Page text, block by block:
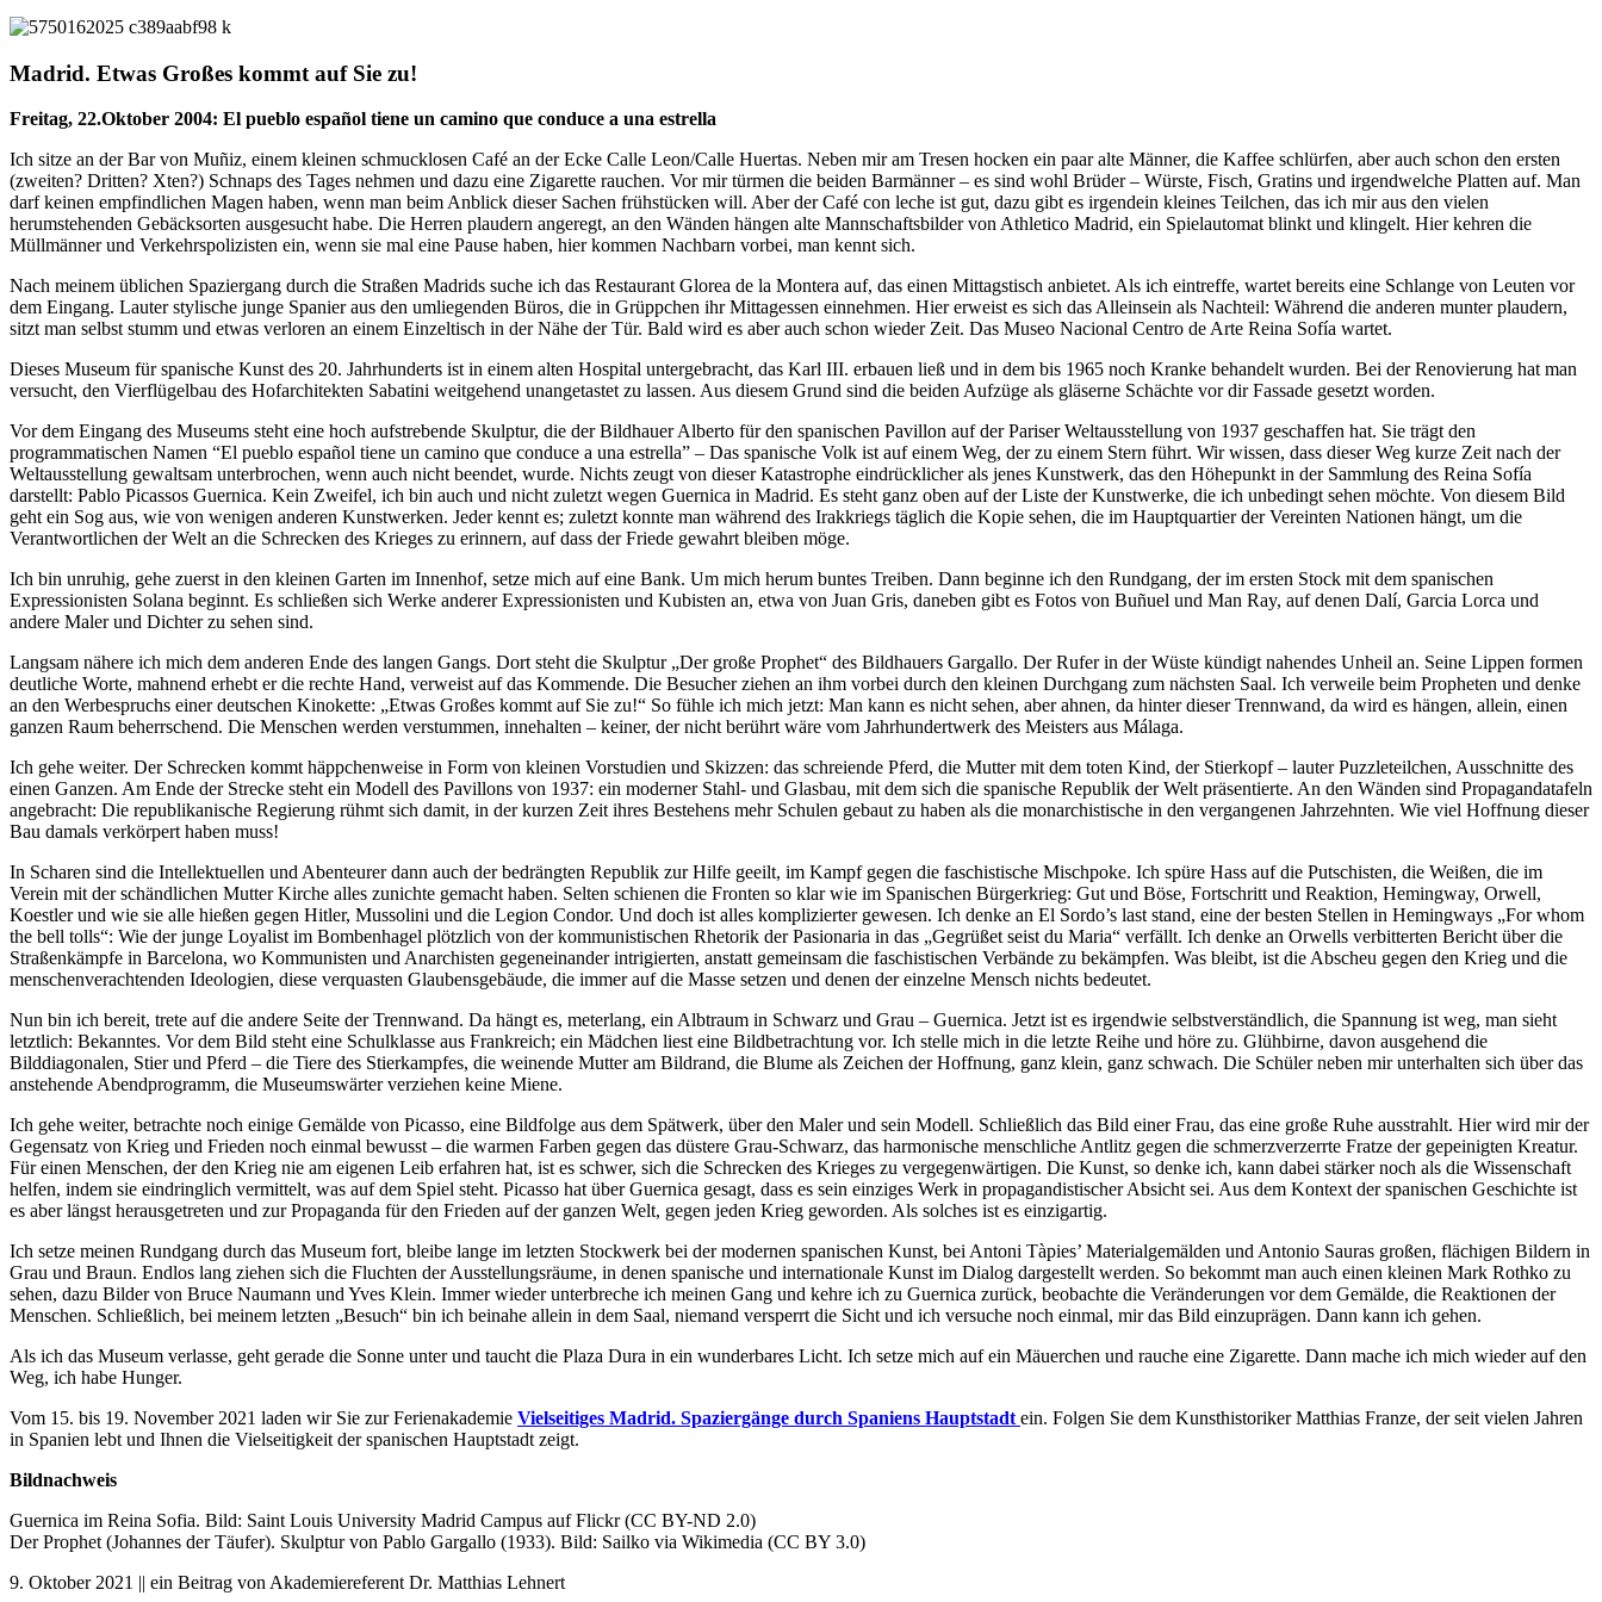
Madrid. Etwas Großes kommt auf Sie zu!
Freitag, 22.Oktober 2004: El pueblo español tiene un camino que conduce a una estrella
Ich sitze an der Bar von Muñiz, einem kleinen schmucklosen Café an der Ecke Calle Leon/Calle Huertas. Neben mir am Tresen hocken ein paar alte Männer, die Kaffee schlürfen, aber auch schon den ersten
(zweiten? Dritten? Xten?) Schnaps des Tages nehmen und dazu eine Zigarette rauchen. Vor mir türmen die beiden Barmänner – es sind wohl Brüder – Würste, Fisch, Gratins und irgendwelche Platten auf. Man
darf keinen empfindlichen Magen haben, wenn man beim Anblick dieser Sachen frühstücken will. Aber der Café con leche ist gut, dazu gibt es irgendein kleines Teilchen, das ich mir aus den vielen
herumstehenden Gebäcksorten ausgesucht habe. Die Herren plaudern angeregt, an den Wänden hängen alte Mannschaftsbilder von Athletico Madrid, ein Spielautomat blinkt und klingelt. Hier kehren die
Müllmänner und Verkehrspolizisten ein, wenn sie mal eine Pause haben, hier kommen Nachbarn vorbei, man kennt sich.
Nach meinem üblichen Spaziergang durch die Straßen Madrids suche ich das Restaurant Glorea de la Montera auf, das einen Mittagstisch anbietet. Als ich eintreffe, wartet bereits eine Schlange von Leuten vor
dem Eingang. Lauter stylische junge Spanier aus den umliegenden Büros, die in Grüppchen ihr Mittagessen einnehmen. Hier erweist es sich das Alleinsein als Nachteil: Während die anderen munter plaudern,
sitzt man selbst stumm und etwas verloren an einem Einzeltisch in der Nähe der Tür. Bald wird es aber auch schon wieder Zeit. Das Museo Nacional Centro de Arte Reina Sofía wartet.
Dieses Museum für spanische Kunst des 20. Jahrhunderts ist in einem alten Hospital untergebracht, das Karl III. erbauen ließ und in dem bis 1965 noch Kranke behandelt wurden. Bei der Renovierung hat man
versucht, den Vierflügelbau des Hofarchitekten Sabatini weitgehend unangetastet zu lassen. Aus diesem Grund sind die beiden Aufzüge als gläserne Schächte vor dir Fassade gesetzt worden.
Vor dem Eingang des Museums steht eine hoch aufstrebende Skulptur, die der Bildhauer Alberto für den spanischen Pavillon auf der Pariser Weltausstellung von 1937 geschaffen hat. Sie trägt den
programmatischen Namen “El pueblo español tiene un camino que conduce a una estrella” – Das spanische Volk ist auf einem Weg, der zu einem Stern führt. Wir wissen, dass dieser Weg kurze Zeit nach der
Weltausstellung gewaltsam unterbrochen, wenn auch nicht beendet, wurde. Nichts zeugt von dieser Katastrophe eindrücklicher als jenes Kunstwerk, das den Höhepunkt in der Sammlung des Reina Sofía
darstellt: Pablo Picassos Guernica. Kein Zweifel, ich bin auch und nicht zuletzt wegen Guernica in Madrid. Es steht ganz oben auf der Liste der Kunstwerke, die ich unbedingt sehen möchte. Von diesem Bild
geht ein Sog aus, wie von wenigen anderen Kunstwerken. Jeder kennt es; zuletzt konnte man während des Irakkriegs täglich die Kopie sehen, die im Hauptquartier der Vereinten Nationen hängt, um die
Verantwortlichen der Welt an die Schrecken des Krieges zu erinnern, auf dass der Friede gewahrt bleiben möge.
Ich bin unruhig, gehe zuerst in den kleinen Garten im Innenhof, setze mich auf eine Bank. Um mich herum buntes Treiben. Dann beginne ich den Rundgang, der im ersten Stock mit dem spanischen
Expressionisten Solana beginnt. Es schließen sich Werke anderer Expressionisten und Kubisten an, etwa von Juan Gris, daneben gibt es Fotos von Buñuel und Man Ray, auf denen Dalí, Garcia Lorca und
andere Maler und Dichter zu sehen sind.
Langsam nähere ich mich dem anderen Ende des langen Gangs. Dort steht die Skulptur „Der große Prophet“ des Bildhauers Gargallo. Der Rufer in der Wüste kündigt nahendes Unheil an. Seine Lippen formen
deutliche Worte, mahnend erhebt er die rechte Hand, verweist auf das Kommende. Die Besucher ziehen an ihm vorbei durch den kleinen Durchgang zum nächsten Saal. Ich verweile beim Propheten und denke
an den Werbespruchs einer deutschen Kinokette: „Etwas Großes kommt auf Sie zu!“ So fühle ich mich jetzt: Man kann es nicht sehen, aber ahnen, da hinter dieser Trennwand, da wird es hängen, allein, einen
ganzen Raum beherrschend. Die Menschen werden verstummen, innehalten – keiner, der nicht berührt wäre vom Jahrhundertwerk des Meisters aus Málaga.
Ich gehe weiter. Der Schrecken kommt häppchenweise in Form von kleinen Vorstudien und Skizzen: das schreiende Pferd, die Mutter mit dem toten Kind, der Stierkopf – lauter Puzzleteilchen, Ausschnitte des
einen Ganzen. Am Ende der Strecke steht ein Modell des Pavillons von 1937: ein moderner Stahl- und Glasbau, mit dem sich die spanische Republik der Welt präsentierte. An den Wänden sind Propagandatafeln
angebracht: Die republikanische Regierung rühmt sich damit, in der kurzen Zeit ihres Bestehens mehr Schulen gebaut zu haben als die monarchistische in den vergangenen Jahrzehnten. Wie viel Hoffnung dieser
Bau damals verkörpert haben muss!
In Scharen sind die Intellektuellen und Abenteurer dann auch der bedrängten Republik zur Hilfe geeilt, im Kampf gegen die faschistische Mischpoke. Ich spüre Hass auf die Putschisten, die Weißen, die im
Verein mit der schändlichen Mutter Kirche alles zunichte gemacht haben. Selten schienen die Fronten so klar wie im Spanischen Bürgerkrieg: Gut und Böse, Fortschritt und Reaktion, Hemingway, Orwell,
Koestler und wie sie alle hießen gegen Hitler, Mussolini und die Legion Condor. Und doch ist alles komplizierter gewesen. Ich denke an El Sordo’s last stand, eine der besten Stellen in Hemingways „For whom
the bell tolls“: Wie der junge Loyalist im Bombenhagel plötzlich von der kommunistischen Rhetorik der Pasionaria in das „Gegrüßet seist du Maria“ verfällt. Ich denke an Orwells verbitterten Bericht über die
Straßenkämpfe in Barcelona, wo Kommunisten und Anarchisten gegeneinander intrigierten, anstatt gemeinsam die faschistischen Verbände zu bekämpfen. Was bleibt, ist die Abscheu gegen den Krieg und die
menschenverachtenden Ideologien, diese verquasten Glaubensgebäude, die immer auf die Masse setzen und denen der einzelne Mensch nichts bedeutet.
Nun bin ich bereit, trete auf die andere Seite der Trennwand. Da hängt es, meterlang, ein Albtraum in Schwarz und Grau – Guernica. Jetzt ist es irgendwie selbstverständlich, die Spannung ist weg, man sieht
letztlich: Bekanntes. Vor dem Bild steht eine Schulklasse aus Frankreich; ein Mädchen liest eine Bildbetrachtung vor. Ich stelle mich in die letzte Reihe und höre zu. Glühbirne, davon ausgehend die
Bilddiagonalen, Stier und Pferd – die Tiere des Stierkampfes, die weinende Mutter am Bildrand, die Blume als Zeichen der Hoffnung, ganz klein, ganz schwach. Die Schüler neben mir unterhalten sich über das
anstehende Abendprogramm, die Museumswärter verziehen keine Miene.
Ich gehe weiter, betrachte noch einige Gemälde von Picasso, eine Bildfolge aus dem Spätwerk, über den Maler und sein Modell. Schließlich das Bild einer Frau, das eine große Ruhe ausstrahlt. Hier wird mir der
Gegensatz von Krieg und Frieden noch einmal bewusst – die warmen Farben gegen das düstere Grau-Schwarz, das harmonische menschliche Antlitz gegen die schmerzverzerrte Fratze der gepeinigten Kreatur.
Für einen Menschen, der den Krieg nie am eigenen Leib erfahren hat, ist es schwer, sich die Schrecken des Krieges zu vergegenwärtigen. Die Kunst, so denke ich, kann dabei stärker noch als die Wissenschaft
helfen, indem sie eindringlich vermittelt, was auf dem Spiel steht. Picasso hat über Guernica gesagt, dass es sein einziges Werk in propagandistischer Absicht sei. Aus dem Kontext der spanischen Geschichte ist
es aber längst herausgetreten und zur Propaganda für den Frieden auf der ganzen Welt, gegen jeden Krieg geworden. Als solches ist es einzigartig.
Ich setze meinen Rundgang durch das Museum fort, bleibe lange im letzten Stockwerk bei der modernen spanischen Kunst, bei Antoni Tàpies’ Materialgemälden und Antonio Sauras großen, flächigen Bildern in
Grau und Braun. Endlos lang ziehen sich die Fluchten der Ausstellungsräume, in denen spanische und internationale Kunst im Dialog dargestellt werden. So bekommt man auch einen kleinen Mark Rothko zu
sehen, dazu Bilder von Bruce Naumann und Yves Klein. Immer wieder unterbreche ich meinen Gang und kehre ich zu Guernica zurück, beobachte die Veränderungen vor dem Gemälde, die Reaktionen der
Menschen. Schließlich, bei meinem letzten „Besuch“ bin ich beinahe allein in dem Saal, niemand versperrt die Sicht und ich versuche noch einmal, mir das Bild einzuprägen. Dann kann ich gehen.
Als ich das Museum verlasse, geht gerade die Sonne unter und taucht die Plaza Dura in ein wunderbares Licht. Ich setze mich auf ein Mäuerchen und rauche eine Zigarette. Dann mache ich mich wieder auf den
Weg, ich habe Hunger.
Vom 15. bis 19. November 2021 laden wir Sie zur Ferienakademie Vielseitiges Madrid. Spaziergänge durch Spaniens Hauptstadtein. Folgen Sie dem Kunsthistoriker Matthias Franze, der seit vielen Jahren
in Spanien lebt und Ihnen die Vielseitigkeit der spanischen Hauptstadt zeigt.
Bildnachweis
Guernica im Reina Sofia. Bild: Saint Louis University Madrid Campus auf Flickr (CC BY-ND 2.0)
Der Prophet (Johannes der Täufer). Skulptur von Pablo Gargallo (1933). Bild: Sailko via Wikimedia (CC BY 3.0)
9. Oktober 2021 || ein Beitrag von Akademiereferent Dr. Matthias Lehnert